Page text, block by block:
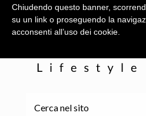
Chiudendo questo banner,
su un link o proseguendo la
acconsenti all’uso dei cookie.